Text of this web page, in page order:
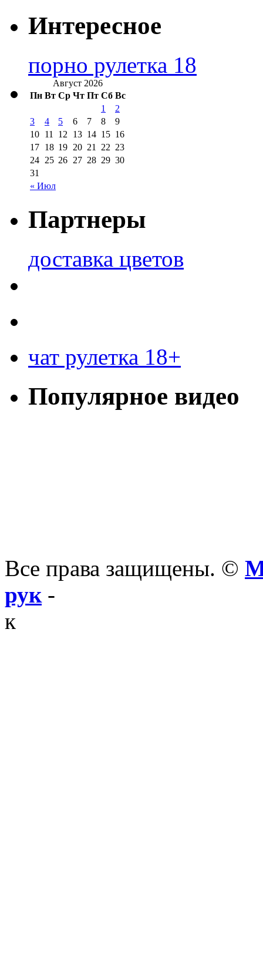
Интересное
порно рулетка 18
Август 2026
Пн Вт Ср Чт Пт Сб Вс
« Июл
1
2
3
4 5 6 7 8
9
10 11 12 13 14 15 16
17 18 19 20 21 22 23
24 25 26 27 28 29 30
31
Партнеры
доставка цветов
чат рулетка 18+
Популярное видео
Все права защищены. ©
рук-
к